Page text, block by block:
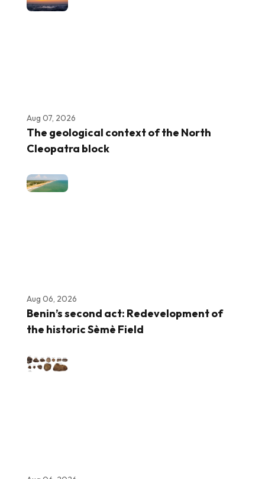
Aug 07, 2026
The geological context of the North
Cleopatra block
Aug 06, 2026
Benin’s second act: Redevelopment of
the historic Sèmè Field